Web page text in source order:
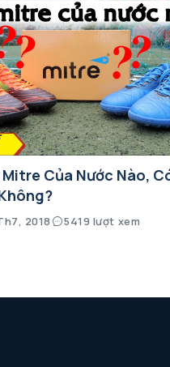
Mitre Của Nước Nào,
2018 5419 lượt xem